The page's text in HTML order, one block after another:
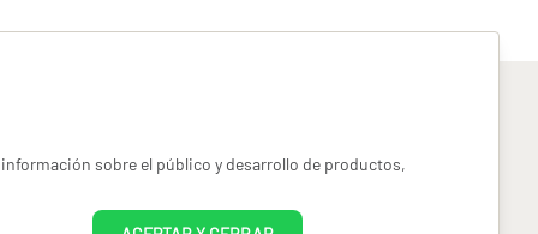
sobre el público y desarrollo de productos,